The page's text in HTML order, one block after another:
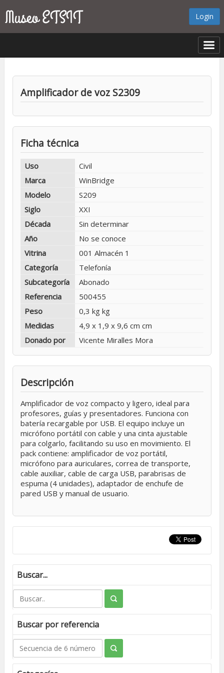
Login
Amplificador de voz S2309
Ficha técnica
Uso
Civil
Marca
WinBridge
Modelo
S209
Siglo
XXI
Década
Sin determinar
Año
No se conoce
Vitrina
001 Almacén 1
Categoría
Telefonía
Subcategoría
Abonado
Referencia
500455
Peso
0,3 kg kg
Medidas
4,9 x 1,9 x 9,6 cm cm
Donado por
Vicente Miralles Mora
Descripción
Amplificador de voz compacto y ligero, ideal para
profesores, guías y presentadores. Funciona con
batería recargable por USB. El equipo incluye un
micrófono portátil con cable y una cinta ajustable
para colgarlo, facilitando su uso en movimiento. El
pack contiene: amplificador de voz portátil,
micrófono para auriculares, correa de transporte,
cable auxiliar, cable de carga USB, parabrisas de
espuma (4 unidades), adaptador de enchufe de
pared USB y manual de usuario.
Buscar...
Buscar por referencia